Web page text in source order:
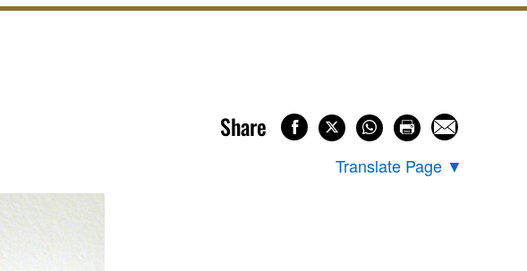
Share
Translate Page ▼